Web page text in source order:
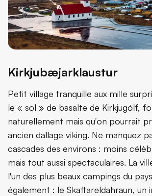
Kirkjubæjarklaustur
Petit village tranquille aux mille
le « sol » de basalte de Kirkjugólf,
naturellement mais qu'on pourrait
ancien dallage viking. Ne manquez
cascades des environs : moins
mais tout aussi spectaculaires. La
l'un des plus beaux campings du
également : le Skaftareldahraun, un